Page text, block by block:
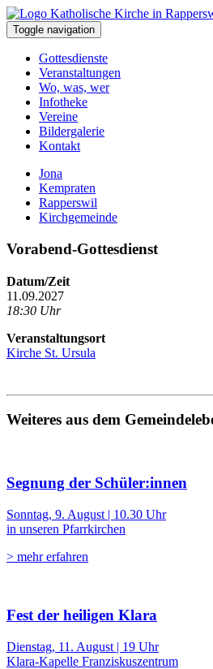
Toggle navigation
Gottesdienste
Veranstaltungen
Wo, was, wer
Infotheke
Vereine
Bildergalerie
Kontakt
Jona
Kempraten
Rapperswil
Kirchgemeinde
Vorabend-Gottesdienst
Datum/Zeit
11.09.2027
18:30 Uhr
Veranstaltungsort
Kirche St. Ursula
Weiteres aus dem
Segnung der Schüler:innen
Sonntag, 9. August | 10.30 Uhr
in unseren Pfarrkirchen
> mehr erfahren
Fest der heiligen Klara
Dienstag, 11. August | 19 Uhr
Klara-Kapelle Franziskuszentrum